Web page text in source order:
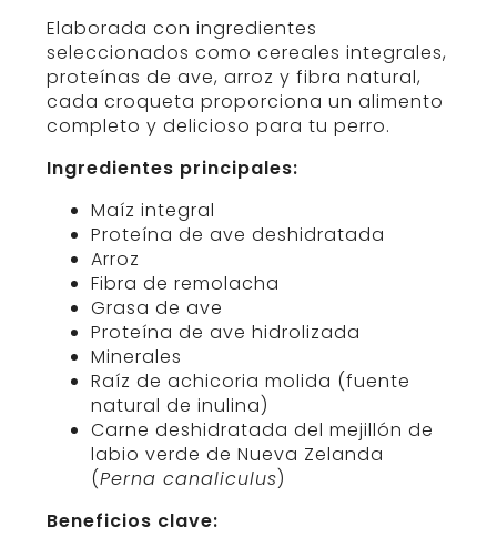
Elaborada con ingredientes
seleccionados como cereales integrales,
proteínas de ave, arroz y fibra natural,
cada croqueta proporciona un alimento
completo y delicioso para tu perro.
Ingredientes principales:
Maíz integral
Proteína de ave deshidratada
Arroz
Fibra de remolacha
Grasa de ave
Proteína de ave hidrolizada
Minerales
Raíz de achicoria molida (fuente
natural de inulina)
Carne deshidratada del mejillón de
labio verde de Nueva Zelanda
(Perna canaliculus)
Beneficios clave: